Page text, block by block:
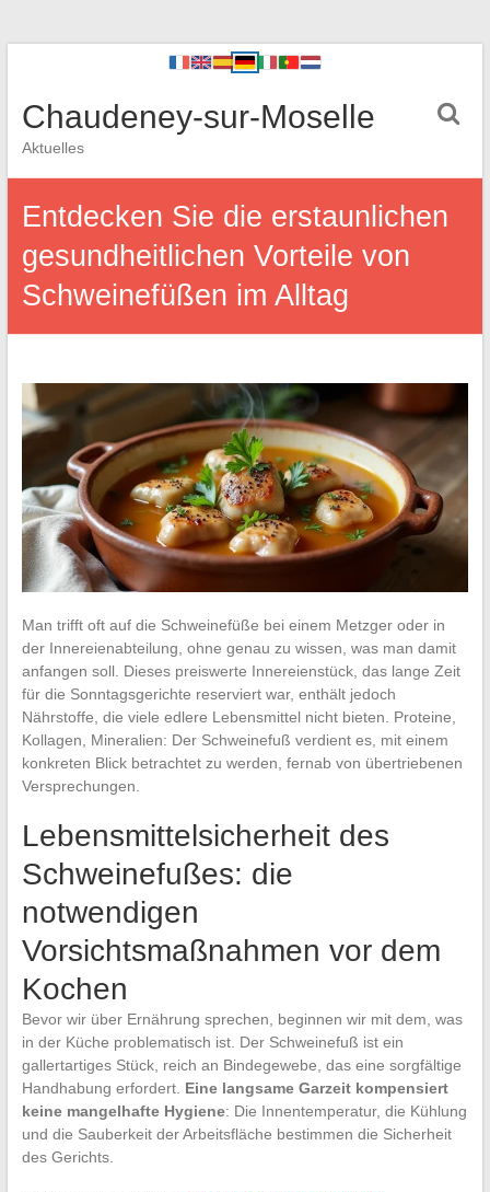
Chaudeney-sur-Moselle
Aktuelles
Entdecken Sie die erstaunlichen
gesundheitlichen Vorteile von
Schweinefüßen im Alltag
Man trifft oft auf die Schweinefüße bei einem Metzger oder in
der Innereienabteilung, ohne genau zu wissen, was man damit
anfangen soll. Dieses preiswerte Innereienstück, das lange Zeit
für die Sonntagsgerichte reserviert war, enthält jedoch
Nährstoffe, die viele edlere Lebensmittel nicht bieten. Proteine,
Kollagen, Mineralien: Der Schweinefuß verdient es, mit einem
konkreten Blick betrachtet zu werden, fernab von übertriebenen
Versprechungen.
Lebensmittelsicherheit des
Schweinefußes: die
notwendigen
Vorsichtsmaßnahmen vor dem
Kochen
Bevor wir über Ernährung sprechen, beginnen wir mit dem, was
in der Küche problematisch ist. Der Schweinefuß ist ein
gallertartiges Stück, reich an Bindegewebe, das eine sorgfältige
Handhabung erfordert. Eine langsame Garzeit kompensiert
keine mangelhafte Hygiene: Die Innentemperatur, die Kühlung
und die Sauberkeit der Arbeitsfläche bestimmen die Sicherheit
des Gerichts.